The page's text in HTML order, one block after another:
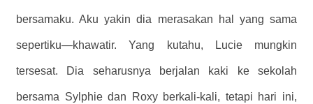
bersamaku. Aku yakin dia merasakan hal yang sama
sepertiku—khawatir. Yang kutahu, Lucie mungkin
tersesat. Dia seharusnya berjalan kaki ke sekolah
bersama Sylphie dan Roxy berkali-kali, tetapi hari ini,